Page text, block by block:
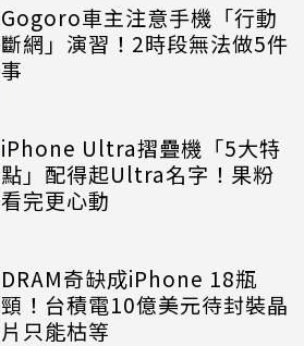
Gogoro車主注意手機「行動
斷網」演習！2時段無法做5件
事
iPhone Ultra摺疊機「5大特
點」配得起Ultra名字！果粉
看完更心動
DRAM奇缺成iPhone 18瓶
頸！台積電10億美元待封裝晶
片只能枯等